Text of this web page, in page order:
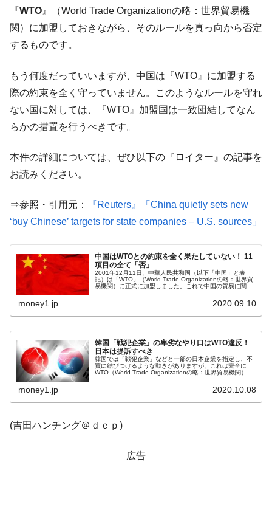
国の過剰生産が世界を蝕む。
『Money1』
韓国製造業「半導体絶好調」のウラで他業
種は全般的「不調」⇒ PSIが示す現況は決して良くない。
ン』1人当たり賠償10万ウォンを認定 ⇒ 総額3兆7,000億
『Money1』 韓国で猛暑。南東部では干ばつ
『Money1』
韓国型イージス搭載の次世代駆逐艦
「KDDX」1番艦、2032年竣工と公示
に韓国がいっちょがみしたのでは。
『Money1』
韓国政府『BYD』車への補助金を全廃 ⇒ 実
1.9倍！
『Money1』
在韓米国大使スティールが着韓！⇒ さっそ
ドを掲げる「在韓反米勢力」
『Money1』
韓国政府「2035年までに18.4GW規模のAIデ
ータセンター整備」⇒ だから無理だってば。
『Money1』
JPモルガン「韓国レバレッジETFの清算は
『Money1』
韓国『国民年金公団』株価暴落で200兆蒸
発。
『Money1』
韓国政府「ニセＫ-ブランドを通報しようキ
ャンペーン」⇒ あの名物教授も登場！
ぎ」では。
『WTO 』（World Trade Organizationの略：世界貿易機
関）に加盟しておきながら、そのルールを真っ向から否定
するものです。
もう何度だっていいますが、中国は『WTO』に加盟する
際の約束を全く守っていません。このようなルールを守れ
ない国に対しては、『WTO』加盟国は一致団結してなん
らかの措置を行うべきです。
本件の詳細については、ぜひ以下の『ロイター』の記事を
お読みください。
⇒参照・引用元：
『Reuters』「China quietly sets new
‘buy Chinese’ targets for state companies – U.S. sources」
中国はWTOとの約束を全く果たしていない！ 11
項目の全て「否」
2001年12月11日、中華人民共和国（以下「中国」と表
記）は「WTO」（World Trade Organizationの略：世界貿
易機関）に正式に加盟しました。これで中国の貿易に関す
money1.jp 2020.09.10
韓国「戦犯企業」の卑劣なやり口はWTO違反！
日本は提訴すべき
韓国では「戦犯企業」などと一部の日本企業を指定し、不
買に結びつけるような動きがありますが、これは完全に
WTO（World Trade Organizationの略：世界貿易機関）の
money1.jp 2020.10.08
(吉田ハンチング＠ｄｃｐ)
広告